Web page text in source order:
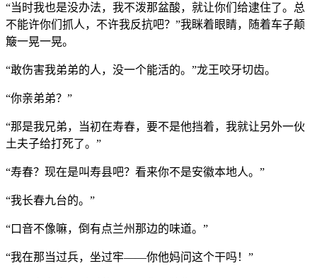
“当时我也是没办法，我不泼那盆酸，就让你们给逮住了。总
不能许你们抓人，不许我反抗吧？”我眯着眼睛，随着车子颠
簸一晃一晃。
“敢伤害我弟弟的人，没一个能活的。”龙王咬牙切齿。
“你亲弟弟？”
“那是我兄弟，当初在寿春，要不是他挡着，我就让另外一伙
土夫子给打死了。”
“寿春？现在是叫寿县吧？看来你不是安徽本地人。”
“我长春九台的。”
“口音不像嘛，倒有点兰州那边的味道。”
“我在那当过兵，坐过牢——你他妈问这个干吗！”